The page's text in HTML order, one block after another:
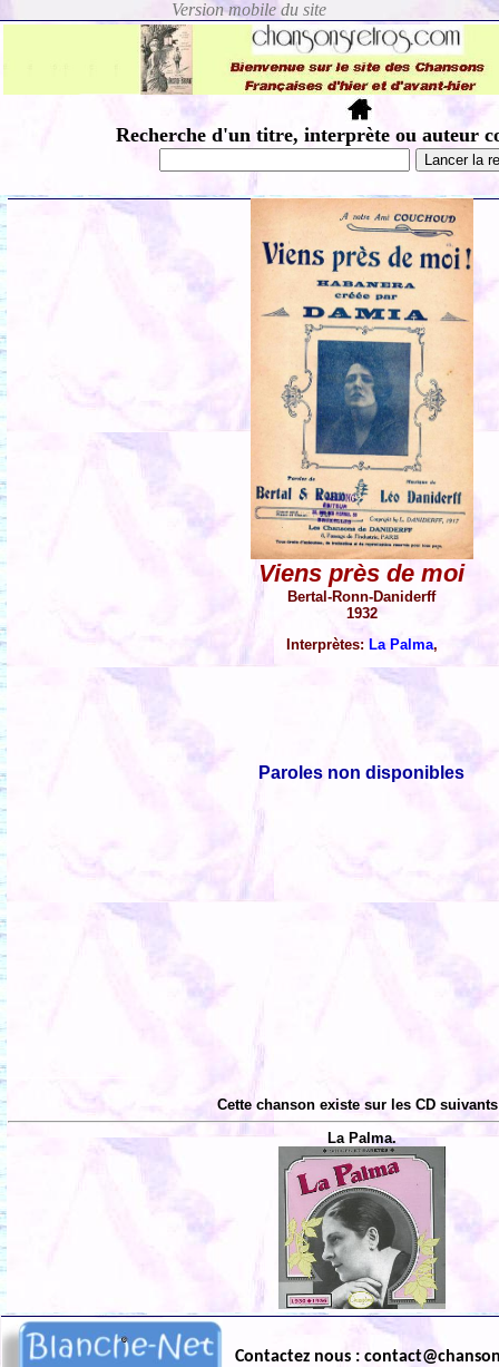
Recherche d'un titre, interprète ou auteur
Viens près de moi
Bertal-Ronn-Daniderff
1932
Interprètes: La Palma,
Paroles non disponibles
Cette chanson existe sur les CD
La Palma.
Contactez nous :